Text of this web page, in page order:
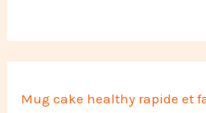
Mug cake healthy rapide et